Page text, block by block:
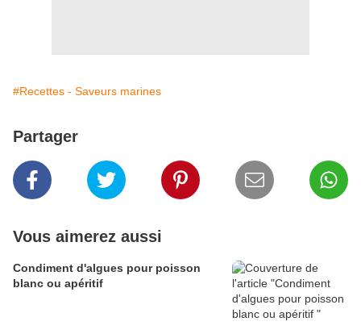
#Recettes - Saveurs marines
Partager
Vous aimerez aussi
Condiment d'algues pour poisson
blanc ou apéritif